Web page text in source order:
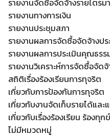
Search
for:
รายงานจัดซื้อจัดจ้างรายไตรม
รายงานทางการเงิน
รายงานประชุมสภา
รายงานผลการจัดซื้อจัดจ้างปร
รายงานผลการประเมินคุณธรร
รายงานวิเคราะห์การจัดซื้อจัดจ้
สถิติเรื่องร้องเรียนการทุจริต
เกี่ยวกับการป้องกันการทุจริต
เกี่ยวกับงานจัดเก็บรายได้และ
เกี่ยวกับเรื่องร้องเรียน ร้องทุกข์
ไม่มีหมวดหมู่